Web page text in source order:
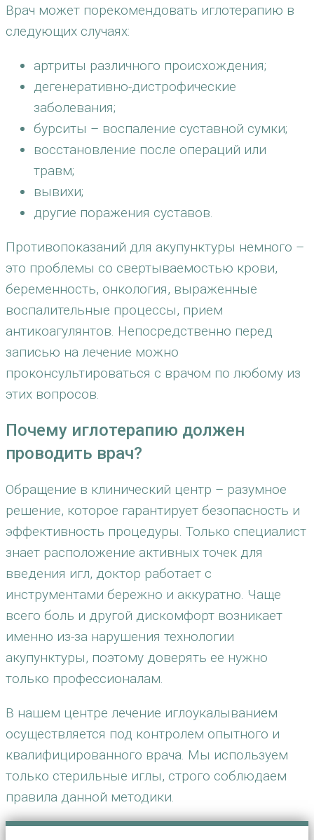
Врач может порекомендовать иглотерапию в
следующих случаях:
артриты различного происхождения;
дегенеративно-дистрофические
заболевания;
бурситы – воспаление суставной сумки;
восстановление после операций или
травм;
вывихи;
другие поражения суставов.
Противопоказаний для акупунктуры немного –
это проблемы со свертываемостью крови,
беременность, онкология, выраженные
воспалительные процессы, прием
антикоагулянтов. Непосредственно перед
записью на лечение можно
проконсультироваться с врачом по любому из
этих вопросов.
Почему иглотерапию должен
проводить врач?
Обращение в клинический центр – разумное
решение, которое гарантирует безопасность и
эффективность процедуры. Только специалист
знает расположение активных точек для
введения игл, доктор работает с
инструментами бережно и аккуратно. Чаще
всего боль и другой дискомфорт возникает
именно из-за нарушения технологии
акупунктуры, поэтому доверять ее нужно
только профессионалам.
В нашем центре лечение иглоукалыванием
осуществляется под контролем опытного и
квалифицированного врача. Мы используем
только стерильные иглы, строго соблюдаем
правила данной методики.